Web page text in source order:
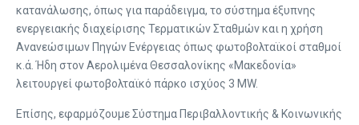
κατανάλωσης, όπως για παράδειγμα, το σύστημα έξυπνης
ενεργειακής διαχείρισης Τερματικών Σταθμών και η χρήση
Ανανεώσιμων Πηγών Ενέργειας όπως φωτοβολταϊκοί σταθμοί
κ.ά. Ήδη στον Αερολιμένα Θεσσαλονίκης «Μακεδονία»
λειτουργεί φωτοβολταϊκό πάρκο ισχύος 3 MW.
Επίσης, εφαρμόζουμε Σύστημα Περιβαλλοντικής & Κοινωνικής